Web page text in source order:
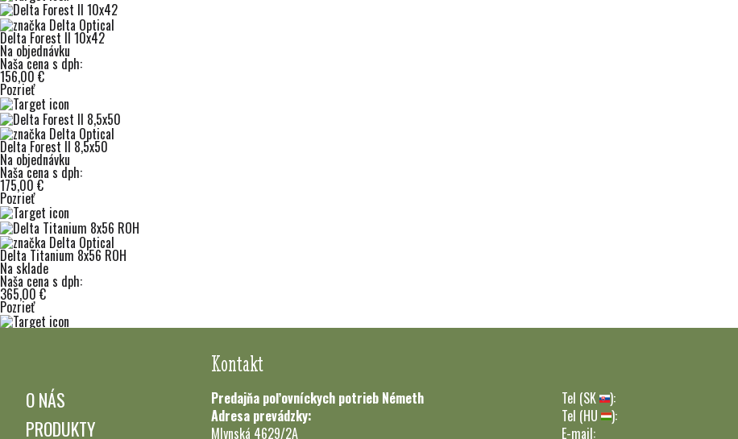
Delta Forest II 10x42
Na objednávku
Naša cena s dph:
156,00 €
Pozrieť
Delta Forest II 8,5x50
Na objednávku
Naša cena s dph:
175,00 €
Pozrieť
Delta Titanium 8x56 ROH
Na sklade
Naša cena s dph:
365,00 €
Pozrieť
O NÁS
PRODUKTY
Kontakt
Predajňa poľovníckych potrieb Németh
Adresa prevádzky:
Mlynská 4629/2A
Tel (SK ):
Tel (HU
):
E-mail: